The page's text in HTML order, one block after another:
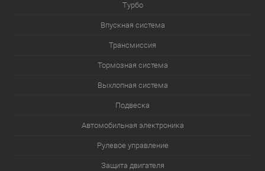
Турбо
Впускная система
Трансмиссия
Тормозная система
Выхлопная система
Подвеска
Автомобильная электроника
Рулевое управление
Защита двигателя